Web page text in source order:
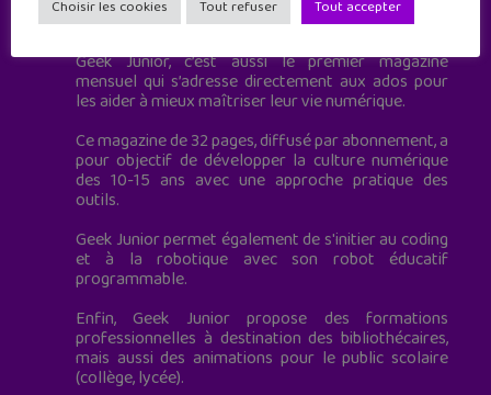
à destination des adolescents.
Geek Junior, c’est aussi le premier magazine
mensuel qui s’adresse directement aux ados pour
les aider à mieux maîtriser leur vie numérique.
Ce magazine de 32 pages, diffusé par abonnement, a
pour objectif de développer la culture numérique
des 10-15 ans avec une approche pratique des
outils.
Geek Junior permet également de s'initier au coding
et à la robotique avec son robot éducatif
programmable.
Enfin, Geek Junior propose des formations
professionnelles à destination des bibliothécaires,
mais aussi des animations pour le public scolaire
(collège, lycée).
Choisir les cookies Tout refuser Tout accepter